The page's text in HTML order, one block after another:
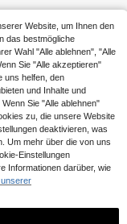
Alle ansehen
Website, um Ihnen den
das bestmögliche
Wahl "Alle ablehnen", "Alle
Sie "Alle akzeptieren"
uns helfen, den
und Inhalte und
Sie "Alle ablehnen"
zu, die unsere Website
deaktivieren, was
Um mehr über die von uns
Einstellungen
Informationen darüber, wie
unserer